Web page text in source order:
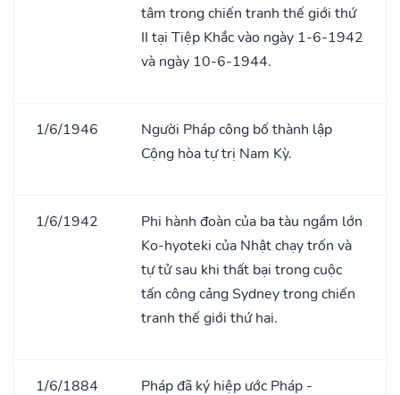
tâm trong chiến tranh thế giới thứ
II tại Tiệp Khắc vào ngày 1-6-1942
và ngày 10-6-1944.
1/6/1946
Người Pháp công bố thành lập
Cộng hòa tự trị Nam Kỳ.
1/6/1942
Phi hành đoàn của ba tàu ngầm lớn
Ko-hyoteki của Nhật chạy trốn và
tự tử sau khi thất bại trong cuộc
tấn công cảng Sydney trong chiến
tranh thế giới thứ hai.
1/6/1884
Pháp đã ký hiệp ước Pháp -